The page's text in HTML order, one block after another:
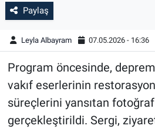
Paylaş
Leyla Albayram 07.05.2026 - 16:36
Program öncesinde,
vakıf eserlerinin
süreçlerini yansıtan fotoğraf
gerçekleştirildi. Sergi,